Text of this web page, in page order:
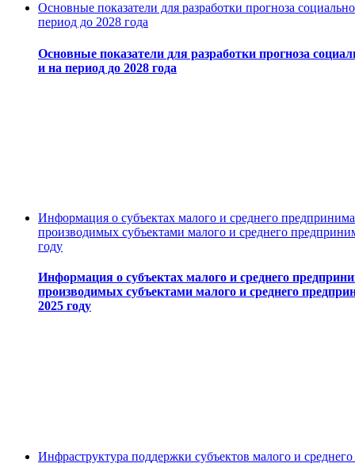
Основные показатели для разработки прогноза
период до 2028 года
Основные показатели для разработки прогноза
и на период до 2028 года
Информация о субъектах малого и среднего
производимых субъектами малого и среднего
году
Информация о субъектах малого и среднего
производимых субъектами малого и среднего
2025 году
Инфраструктура поддержки субъектов малого и